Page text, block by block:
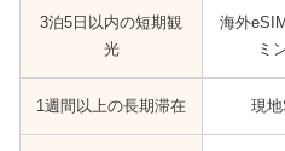
3泊5日以内の短期観
光
海外
ミ
1週間以上の長期滞在 現